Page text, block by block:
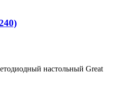
настольный Great